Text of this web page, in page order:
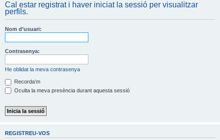
Cal estar registrat i haver iniciat la sessió per visualitzar
perfils.
Nom d’usuari:
Contrasenya:
He oblidat la meva contrasenya
Recorda’m
Oculta la meva presència durant aquesta sessió
REGISTREU-VOS